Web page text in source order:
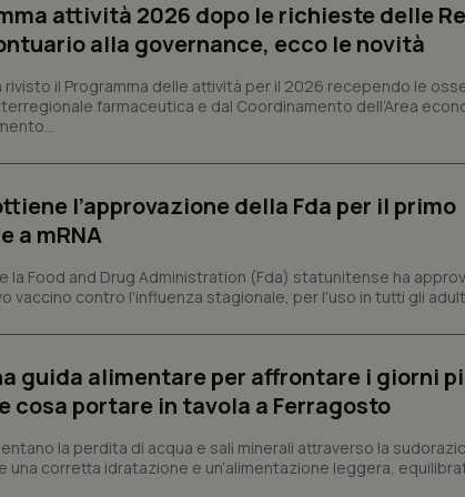
attività 2026 dopo le richieste delle
alla governance, ecco le novità
rivisto il Programma delle attività per il 2026 recependo le
farmaceutica e dal Coordinamento dell’Area
l’approvazione della Fda per il primo
a mRNA
la Food and Drug Administration (Fda) statunitense ha
vaccino contro l'influenza stagionale, per l'uso in tutti gli
guida alimentare per affrontare i giorni
cosa portare in tavola a Ferragosto
la perdita di acqua e sali minerali attraverso la
corretta idratazione e un’alimentazione leggera,
Statistici
del sito. Il sito web non è in grado di funzionare correttamente senza questi
Fornitore
settimane
scelte di consenso e privacy
del visitatore riguardo a varie
impostazioni sulla privacy,
www.quotidianosanita.it
settimane
Script.com per ricordare le
sui cookie dei visitatori. È
dei cookie di Cookie-Script.com
settimane
2 giorni
abilitare il sistema di tracking
www.quotidianosanita.it
2 giorni
Questo cookie è impostato